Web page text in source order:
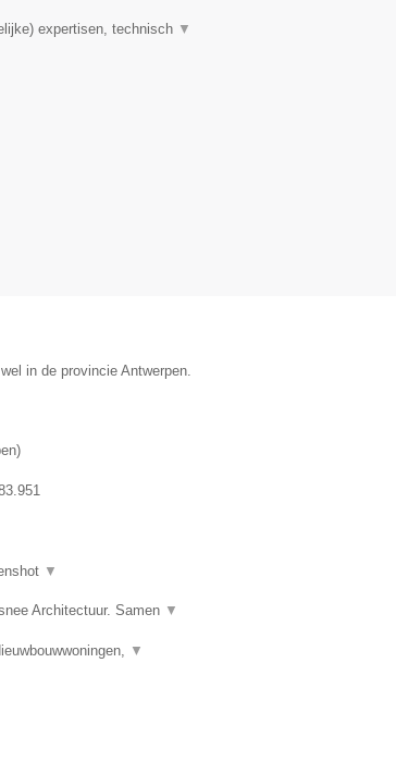
expertisen, technisch ▼
in de provincie Antwerpen.
)
▼
Architectuur. Samen ▼
▼